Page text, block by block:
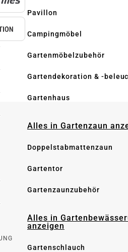
Pavillon
Campingmöbel
Gartenmöbelzubehör
Gartendekoration & -
Gartenhaus
Alles in Gartenzaun
Doppelstabmattenzaun
Gartentor
Gartenzaunzubehör
Alles in
anzeigen
Gartenschlauch